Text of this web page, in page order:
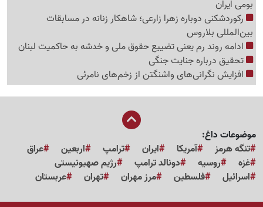
بومی ایران
رکوردشکنی دوباره زهرا زارعی؛ شاهکار زنانه در مسابقات
بین‌المللی بلاروس
ادامه روند رم یعنی تضییع حقوق ملی و خدشه به حاکمیت لبنان
تحقیق درباره جنایت جنگی
افزایش نگرانی‌های واشنگتن از زخم‌های نامرئی
موضوعات داغ:
تنگه هرمز
آمریکا ایران ترامپ اربعین
عراق
غزه
روسیه دونالد ترامپ
رژیم صهیونیستی
اسرائیل
فلسطین مرز مهران تهران عربستان